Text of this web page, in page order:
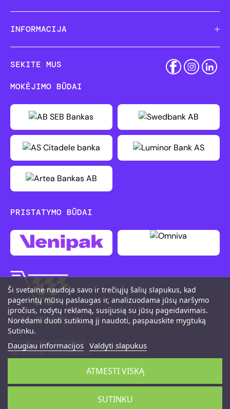
INFORMACIJA
SEKITE MUS
Ši svetainė naudoja savo ir trečiųjų šalių slapukus, kad
pagerintų mūsų paslaugas ir, analizuodama jūsų naršymo
įpročius, rodytų reklamą, susijusią su jūsų pageidavimais.
Norėdami duoti sutikimą jį naudoti, paspauskite mygtuką
Sutinku.
Daugiau informacijos Valdyti slapukus
ATMESTI VISKĄ
SUTINKU
MOKĖJIMO BŪDAI
PRISTATYMO BŪDAI
"UAB TOBIS"
Įmonės kodas: 152040659
Tel. numeris: +370 313 53201